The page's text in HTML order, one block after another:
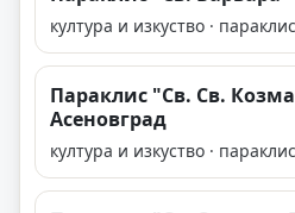
култура и изкуство ·
Параклис "Св. Св.
Асеновград
култура и изкуство ·